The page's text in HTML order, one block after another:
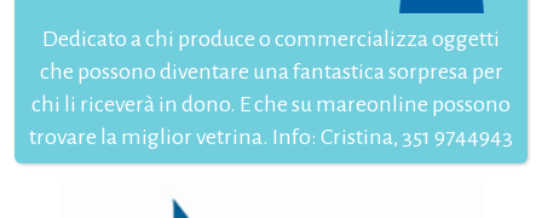
Dedicato a chi produce o commercializza oggetti
che possono diventare una fantastica sorpresa per
chi li riceverà in dono. E che su mareonline possono
trovare la miglior vetrina. Info: Cristina, 351 9744943